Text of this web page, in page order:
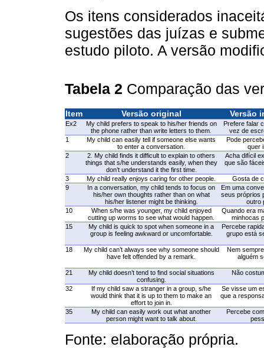
Os itens considerados
sugestões das juízas e
estudo piloto. A versão
Tabela 2 Comparação das
Item Versão original Versão
Ex2
My child prefers to speak to his/her friends on
the phone rather than write letters to them.
Prefere falar
vez de
1
My child can easily tell if someone else wants
to enter a conversation.
Pode
quer
2
2. My child finds it difficult to explain to others
things that s/he understands easily, when they
don’t understand it the first time.
Acha difícil
que são
3 My child really enjoys caring for other people.
Gosta de
9
In a conversation, my child tends to focus on
his/her own thoughts rather than on what
his/her listener might be thinking.
Em uma
seus próprios
outro
10
When s/he was younger, my child enjoyed
cutting up worms to see what would happen.
Quando era
minhocas
15
My child is quick to spot when someone in a
group is feeling awkward or uncomfortable.
Percebe
grupo está
18
My child can’t always see why someone should
have felt offended by a remark.
Nem
alguém
21
My child doesn’t tend to find social situations
confusing.
Não
32
If my child saw a stranger in a group, s/he
would think that it is up to them to make an
effort to join in.
Se visse um
que a
35
My child can easily work out what another
person might want to talk about.
Percebe
Fonte: elaboração própria.